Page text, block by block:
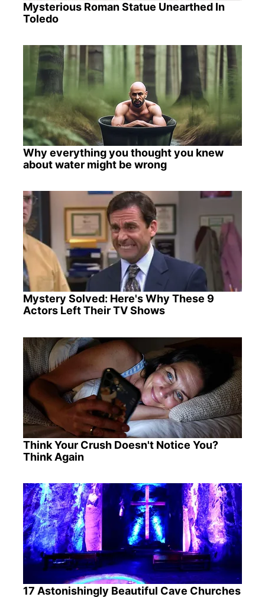
Mysterious Roman Statue Unearthed In
Toledo
Why everything you thought you knew
about water might be wrong
Mystery Solved: Here's Why These 9
Actors Left Their TV Shows
Think Your Crush Doesn't Notice You?
Think Again
17 Astonishingly Beautiful Cave Churches